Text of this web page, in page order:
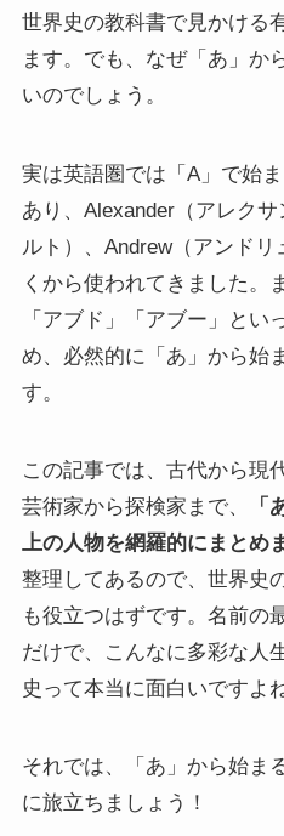
世界史の教科書で見かける
ます。でも、なぜ「あ」か
いのでしょう。
実は英語圏では「A」で始
あり、Alexander（アレク
ルト）、Andrew（アンド
くから使われてきました。
「アブド」「アブー」とい
め、必然的に「あ」から始
す。
この記事では、古代から現
芸術家から探検家まで、
「
上の人物を網羅的にまとめ
整理してあるので、世界史
も役立つはずです。名前の
だけで、こんなに多彩な人
史って本当に面白いですよね
それでは、「あ」から始ま
に旅立ちましょう！